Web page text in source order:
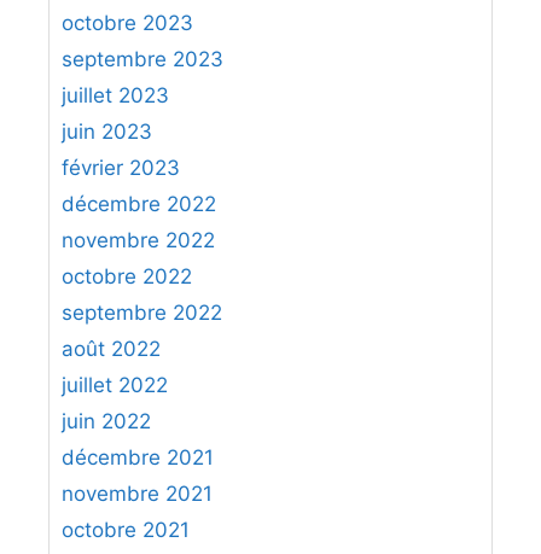
octobre 2023
septembre 2023
juillet 2023
juin 2023
février 2023
décembre 2022
novembre 2022
octobre 2022
septembre 2022
août 2022
juillet 2022
juin 2022
décembre 2021
novembre 2021
octobre 2021